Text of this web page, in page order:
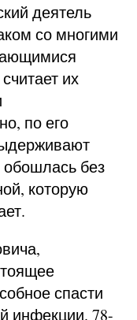
деятель
со многими
их
по его
обошлась без
которую
спасти
инфекции. 78-